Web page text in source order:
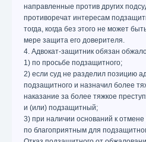
направленные против других
противоречат интересам
тогда, когда без этого не может
мере защита его доверителя.
4. Адвокат-защитник обязан
1) по просьбе подзащитного;
2) если суд не разделил позицию
подзащитного и назначил более
наказание за более тяжкое
и (или) подзащитный;
3) при наличии оснований к
по благоприятным для